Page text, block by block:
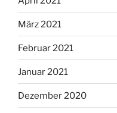
März 2021
Februar 2021
Januar 2021
Dezember 2020